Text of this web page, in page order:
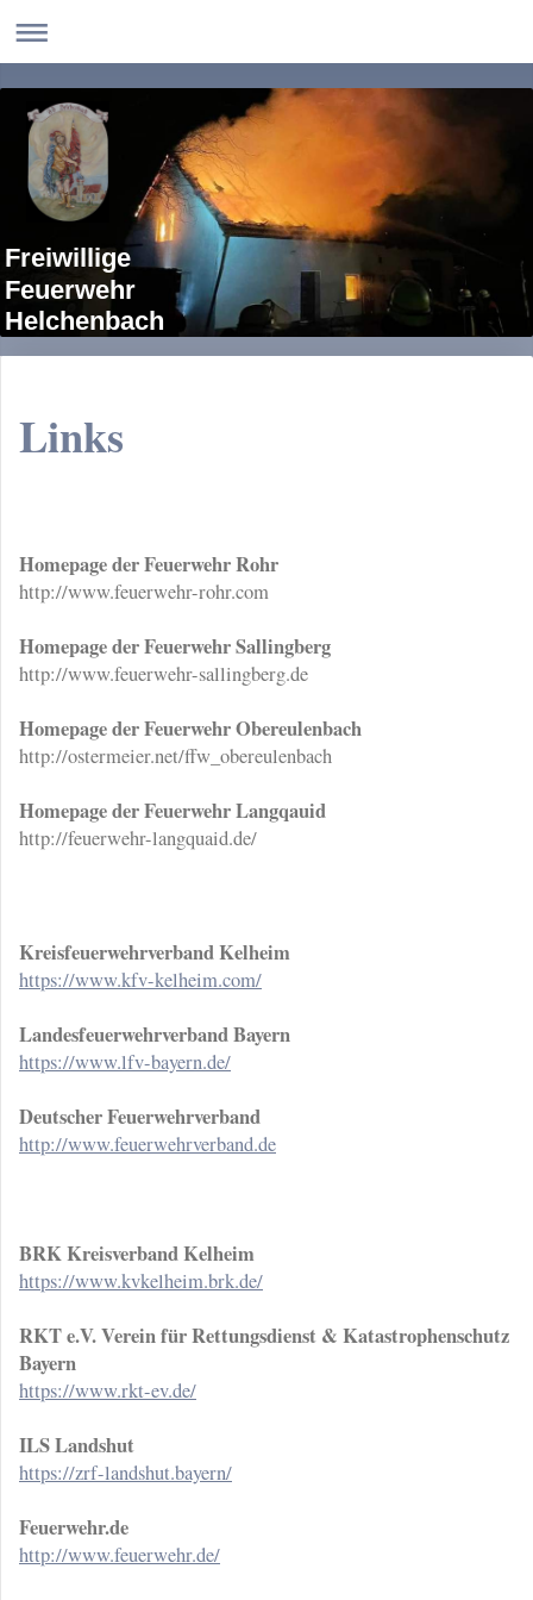
Freiwillige
Feuerwehr
Helchenbach
Links
Homepage der Feuerwehr Rohr
http://www.feuerwehr-rohr.com
Homepage der Feuerwehr Sallingberg
http://www.feuerwehr-sallingberg.de
Homepage der Feuerwehr Obereulenbach
http://ostermeier.net/ffw_obereulenbach
Homepage der Feuerwehr Langqauid
http://feuerwehr-langquaid.de/
Kreisfeuerwehrverband Kelheim
https://www.kfv-kelheim.com/
Landesfeuerwehrverband Bayern
https://www.lfv-bayern.de/
Deutscher Feuerwehrverband
http://www.feuerwehrverband.de
BRK Kreisverband Kelheim
https://www.kvkelheim.brk.de/
RKT e.V. Verein für Rettungsdienst & Katastrophenschutz
Bayern
https://www.rkt-ev.de/
ILS Landshut
https://zrf-landshut.bayern/
Feuerwehr.de
http://www.feuerwehr.de/